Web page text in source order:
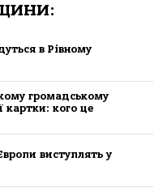
в Рівному
громадському
картки: кого це
виступлять у